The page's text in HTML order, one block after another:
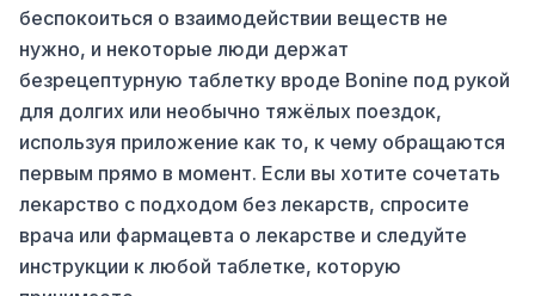
беспокоиться о взаимодействии веществ не
нужно, и некоторые люди держат
безрецептурную таблетку вроде Bonine под рукой
для долгих или необычно тяжёлых поездок,
используя приложение как то, к чему обращаются
первым прямо в момент. Если вы хотите сочетать
лекарство с подходом без лекарств, спросите
врача или фармацевта о лекарстве и следуйте
инструкции к любой таблетке, которую